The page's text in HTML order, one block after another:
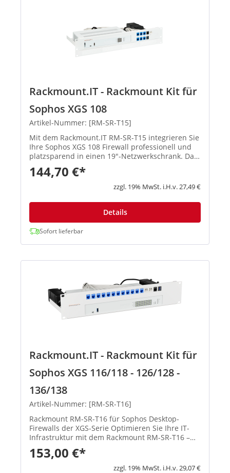
Rackmount.IT - Rackmount Kit für
Sophos XGS 108
Artikel-Nummer: [RM-SR-T15]
Mit dem Rackmount.IT RM-SR-T15 integrieren Sie
Ihre Sophos XGS 108 Firewall professionell und
platzsparend in einen 19"-Netzwerkschrank. Das
Kit wurde speziell für dieses Modell entwickelt
und bietet eine stabile, sichere und aufgeräumte
144,70 €*
zzgl. 19% MwSt. i.H.v. 27,49 €
Details
Sofort lieferbar
Rackmount.IT - Rackmount Kit für
Sophos XGS 116/118 - 126/128 -
136/138
Artikel-Nummer: [RM-SR-T16]
Rackmount RM-SR-T16 für Sophos Desktop-
Firewalls der XGS-Serie Optimieren Sie Ihre IT-
Infrastruktur mit dem Rackmount RM-SR-T16 –
die professionelle 19-Zoll-Lösung zur Integration
Ihrer Sophos Desktop-Firewalls in ein Server-
Rack. Dieses hochwerti...
153,00 €*
zzgl. 19% MwSt. i.H.v. 29,07 €